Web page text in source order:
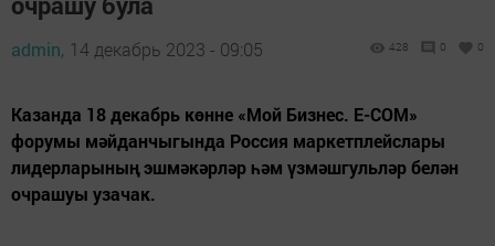
admin, 14 декабрь 2023 - 09:05 428 0 0
Казанда 18 декабрь көнне «Мой Бизнес. E-COM»
форумы мәйданчыгында Россия маркетплейслары
лидерларының эшмәкәрләр һәм үзмәшгульләр белән
очрашуы узачак.